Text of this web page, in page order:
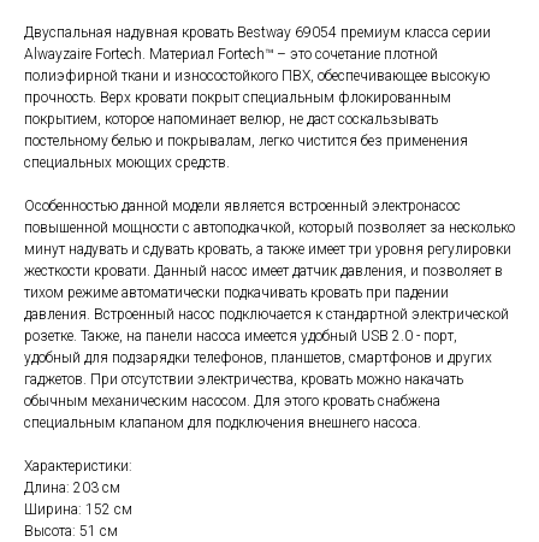
Двуспальная надувная кровать Bestway 69054 премиум класса серии
Alwayzaire Fortech. Материал Fortech™ – это сочетание плотной
полиэфирной ткани и износостойкого ПВХ, обеспечивающее высокую
прочность. Верх кровати покрыт специальным флокированным
покрытием, которое напоминает велюр, не даст соскальзывать
постельному белью и покрывалам, легко чистится без применения
специальных моющих средств.
Особенностью данной модели является встроенный электронасос
повышенной мощности с автоподкачкой, который позволяет за несколько
минут надувать и сдувать кровать, а также имеет три уровня регулировки
жесткости кровати. Данный насос имеет датчик давления, и позволяет в
тихом режиме автоматически подкачивать кровать при падении
давления. Встроенный насос подключается к стандартной электрической
розетке. Также, на панели насоса имеется удобный USB 2.0 - порт,
удобный для подзарядки телефонов, планшетов, смартфонов и других
гаджетов. При отсутствии электричества, кровать можно накачать
обычным механическим насосом. Для этого кровать снабжена
специальным клапаном для подключения внешнего насоса.
Характеристики:
Длина: 203 см
Ширина: 152 см
Высота: 51 см